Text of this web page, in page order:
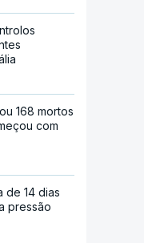
168 mortos
com
de 14 dias
pressão